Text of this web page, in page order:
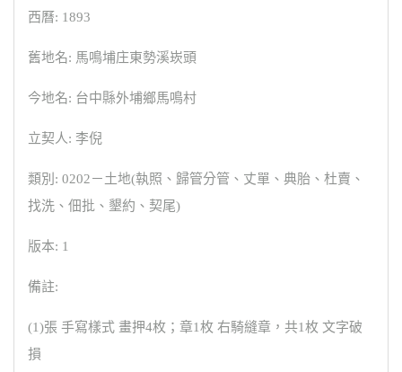
西曆: 1893
舊地名: 馬鳴埔庄東勢溪崁頭
今地名: 台中縣外埔鄉馬鳴村
立契人: 李倪
類別: 0202－土地(執照、歸管分管、丈單、典胎、杜賣、
找洗、佃批、墾約、契尾)
版本: 1
備註:
(1)張 手寫樣式 畫押4枚；章1枚 右騎縫章，共1枚 文字破
損